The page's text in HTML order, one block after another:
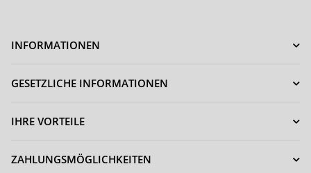
INFORMATIONEN
GESETZLICHE INFORMATIONEN
IHRE VORTEILE
ZAHLUNGSMÖGLICHKEITEN